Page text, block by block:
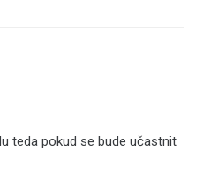
teda pokud se bude učastnit